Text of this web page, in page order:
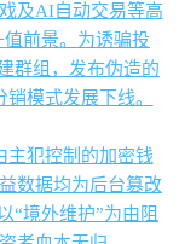
及AI自动交易等高
前景。为诱骗投
群组，发布伪造的
模式发展下线。
主犯控制的加密钱
数据均为后台篡改
“境外维护”为由阻